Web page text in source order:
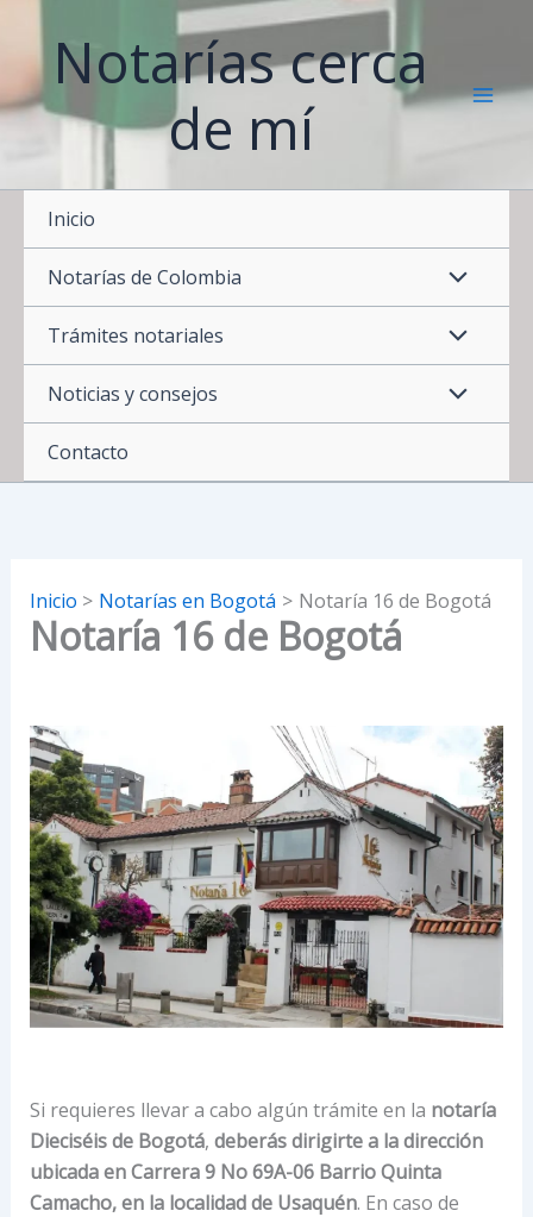
contenidoNotarías cerca
de mí
Inicio
Notarías de Colombia
Trámites notariales
Noticias y consejos
Contacto
Inicio Notarías en Bogotá Notaría 16 de Bogotá
Notaría 16 de Bogotá
Si requieres llevar a cabo algún trámite en la notaría
Dieciséis de Bogotá, deberás dirigirte a la dirección
ubicada en Carrera 9 No 69A-06 Barrio Quinta
Camacho, en la localidad de Usaquén. En caso de